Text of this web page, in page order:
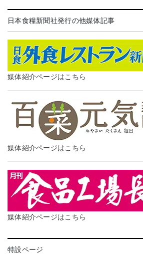
日本食糧新聞社発行の他媒体記事
媒体紹介ページはこちら
媒体紹介ページはこちら
媒体紹介ページはこちら
特設ページ